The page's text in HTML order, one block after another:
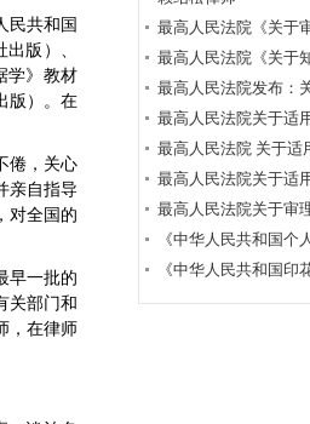
民共和国
版）、
学》教材
版）。在
倦，关心
亲自指导
对全国的
早一批的
关部门和
，在律师
最高人民法院《关于
律若干问题的规定》
最高人民法院《关于
若干规定》
最高人民法院发布：
效力的若干规定
最高人民法院关于适
典》婚姻家庭编的解
最高人民法院 关于适
典》 继承编的解释（
最高人民法院关于适
典》物权编的解释（
最高人民法院关于审
案件适用法律问题的
《中华人民共和国个
《中华人民共和国印